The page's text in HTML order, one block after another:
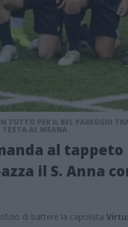
TUTTO PER IL BEL PAREGGIO
AL MEANA
al
il S. Anna
di battere la capolista